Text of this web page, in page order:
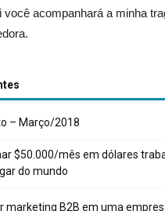
você acompanhará a minha
– Março/2018
$50.000/mês em dólares
do mundo
marketing B2B em uma